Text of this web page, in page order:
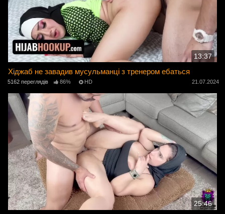
13:37
Хіджаб не завадив мусульманці з тренером ебаться
5162 переглядів 86% HD 21.07.2024
25:46